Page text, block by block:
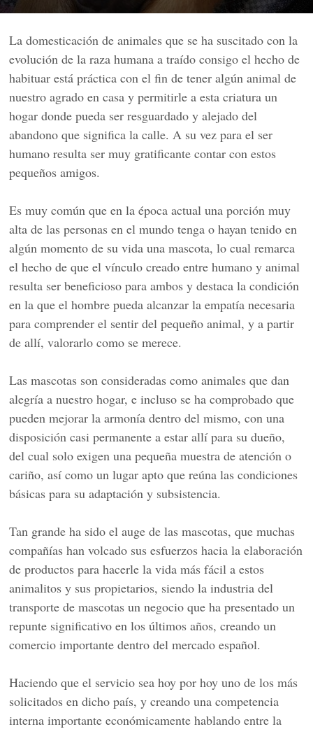
La domesticación de animales que se ha suscitado con la
evolución de la raza humana a traído consigo el hecho de
habituar está práctica con el fin de tener algún animal de
nuestro agrado en casa y permitirle a esta criatura un
hogar donde pueda ser resguardado y alejado del
abandono que significa la calle. A su vez para el ser
humano resulta ser muy gratificante contar con estos
pequeños amigos.
Es muy común que en la época actual una porción muy
alta de las personas en el mundo tenga o hayan tenido en
algún momento de su vida una mascota, lo cual remarca
el hecho de que el vínculo creado entre humano y animal
resulta ser beneficioso para ambos y destaca la condición
en la que el hombre pueda alcanzar la empatía necesaria
para comprender el sentir del pequeño animal, y a partir
de allí, valorarlo como se merece.
Las mascotas son consideradas como animales que dan
alegría a nuestro hogar, e incluso se ha comprobado que
pueden mejorar la armonía dentro del mismo, con una
disposición casi permanente a estar allí para su dueño,
del cual solo exigen una pequeña muestra de atención o
cariño, así como un lugar apto que reúna las condiciones
básicas para su adaptación y subsistencia.
Tan grande ha sido el auge de las mascotas, que muchas
compañías han volcado sus esfuerzos hacia la elaboración
de productos para hacerle la vida más fácil a estos
animalitos y sus propietarios, siendo la industria del
transporte de mascotas un negocio que ha presentado un
repunte significativo en los últimos años, creando un
comercio importante dentro del mercado español.
Haciendo que el servicio sea hoy por hoy uno de los más
solicitados en dicho país, y creando una competencia
interna importante económicamente hablando entre la